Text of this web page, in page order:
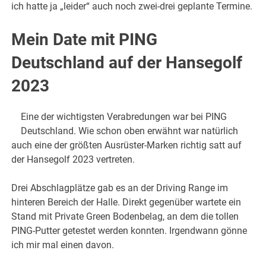
ich hatte ja „leider“ auch noch zwei-drei geplante Termine.
Mein Date mit PING
Deutschland auf der Hansegolf
2023
Eine der wichtigsten Verabredungen war bei PING
Deutschland. Wie schon oben erwähnt war natürlich
auch eine der größten Ausrüster-Marken richtig satt auf
der Hansegolf 2023 vertreten.
Drei Abschlagplätze gab es an der Driving Range im
hinteren Bereich der Halle. Direkt gegenüber wartete ein
Stand mit Private Green Bodenbelag, an dem die tollen
PING-Putter getestet werden konnten. Irgendwann gönne
ich mir mal einen davon.